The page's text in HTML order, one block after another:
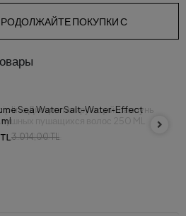
ПОКУПКИ С
Sea Water Salt-Water-Effect
3.014,00 TL